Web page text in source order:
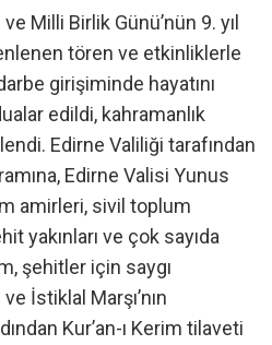
Milli Birlik Günü’nün 9. yıl
tören ve etkinliklerle
girişiminde hayatını
edildi, kahramanlık
Edirne Valiliği tarafından
Edirne Valisi Yunus
amirleri, sivil toplum
yakınları ve çok sayıda
şehitler için saygı
İstiklal Marşı’nın
Kur’an-ı Kerim tilaveti